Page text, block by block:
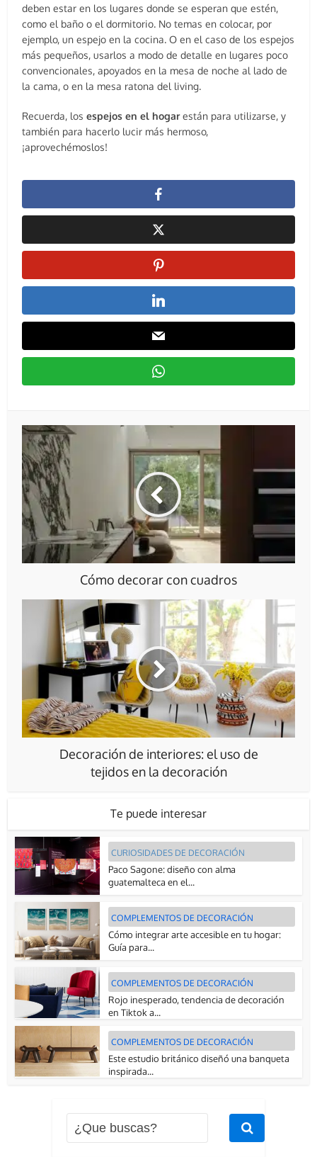
deben estar en los lugares donde se esperan que estén,
como el baño o el dormitorio. No temas en colocar, por
ejemplo, un espejo en la cocina. O en el caso de los espejos
más pequeños, usarlos a modo de detalle en lugares poco
convencionales, apoyados en la mesa de noche al lado de
la cama, o en la mesa ratona del living.
Recuerda, losespejos en el hogarestán para utilizarse, y
también para hacerlo lucir más hermoso,
¡aprovechémoslos!
Cómo decorar con cuadros
Decoración de interiores: el uso de
tejidos en la decoración
Te puede interesar
CURIOSIDADES DE DECORACIÓN
Paco Sagone: diseño con alma
guatemalteca en el...
COMPLEMENTOS DE DECORACIÓN
Cómo integrar arte accesible en tu hogar:
Guía para...
COMPLEMENTOS DE DECORACIÓN
Rojo inesperado, tendencia de decoración
en Tiktok a...
COMPLEMENTOS DE DECORACIÓN
Este estudio británico diseñó una banqueta
inspirada...